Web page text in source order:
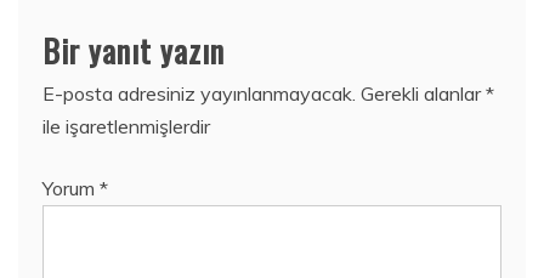
Bir yanıt yazın
E-posta adresiniz yayınlanmayacak. Gerekli alanlar*
ile işaretlenmişlerdir
Yorum *